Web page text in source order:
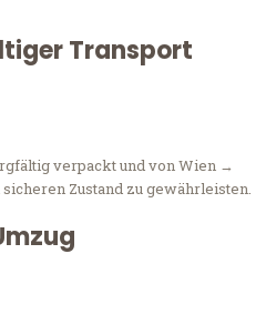
Transport
verpackt und von Wien →
Zustand zu gewährleisten.